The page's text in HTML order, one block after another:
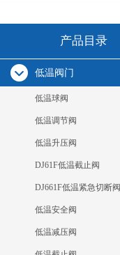
产品目录
低温阀门
低温球阀
低温调节阀
低温升压阀
DJ61F低温截止阀
DJ661F低温紧急切断阀
低温安全阀
低温减压阀